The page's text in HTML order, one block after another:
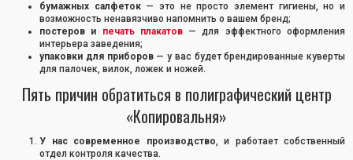
бумажных салфеток— это не просто элемент гигиены, но и
возможность ненавязчиво напомнить о вашем бренд;
постеров и
печать плакатов— для эффектного оформления
интерьера заведения;
упаковки для приборов— у вас будет брендированные куверты
для палочек, вилок, ложек и ножей.
Пять причин обратиться в полиграфический центр
«Копировальня»
У нас современное производство, и работает собственный
отдел контроля качества.